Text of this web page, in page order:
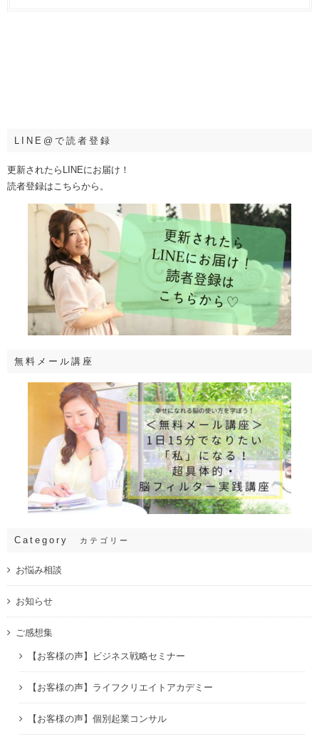
LINE@で読者登録
更新されたらLINEにお届け！
読者登録はこちらから。
無料メール講座
Category カテゴリー
お悩み相談
お知らせ
ご感想集
【お客様の声】ビジネス戦略セミナー
【お客様の声】ライフクリエイトアカデミー
【お客様の声】個別起業コンサル